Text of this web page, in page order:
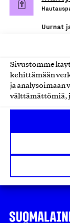
Sivustomme
kehittämään
ja analysoimaan
välttämättömiä,
Uurnat
SHT-
Uurnat